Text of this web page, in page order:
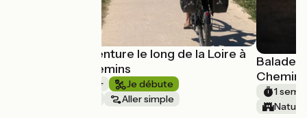
La grande aventure le long de la Loire à
vélo avec Chemins
1 semaine et +
Je débute
Aller simple
Balade
Chemins
1